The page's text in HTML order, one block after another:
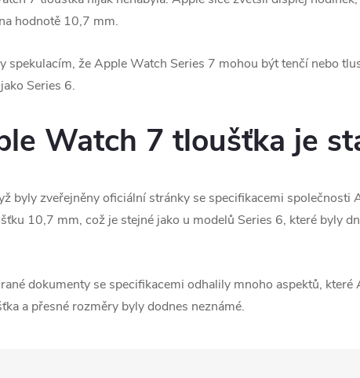
hodnotě 10,7 mm.
spekulacím, že Apple Watch Series 7 mohou být tenčí nebo
Series 6.
Watch 7 tloušťka je
byly zveřejněny oficiální stránky se specifikacemi
10,7 mm, což je stejné jako u modelů Series 6, které byly
dokumenty se specifikacemi odhalily mnoho aspektů,
a přesné rozměry byly dodnes neznámé.